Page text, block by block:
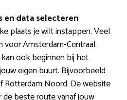
en data selecteren
plaats je wilt instappen. Veel
voor Amsterdam-Centraal.
ook beginnen bij het
eigen buurt. Bijvoorbeeld
Rotterdam Noord. De website
de beste route vanaf jouw